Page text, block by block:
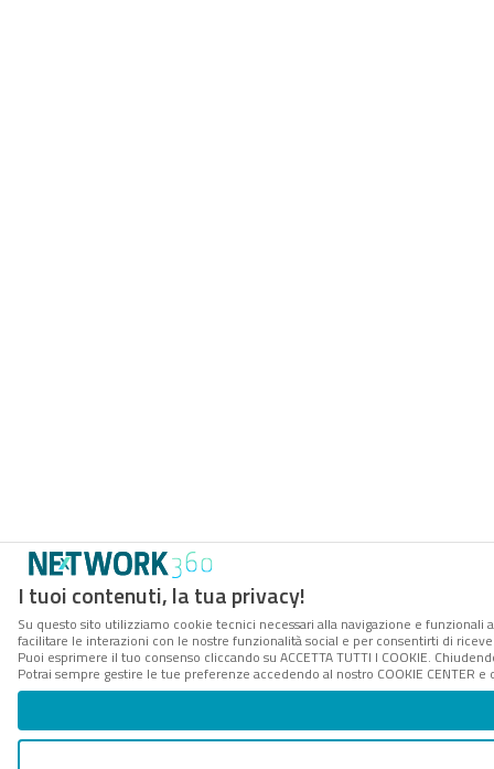
I tuoi contenuti, la tua privacy!
Su questo sito utilizziamo cookie tecnici necessari alla navigazione e
facilitare le interazioni con le nostre funzionalità social e per consentirti di
Puoi esprimere il tuo consenso cliccando su ACCETTA TUTTI I COOKIE.
Potrai sempre gestire le tue preferenze accedendo al nostro COOKIE